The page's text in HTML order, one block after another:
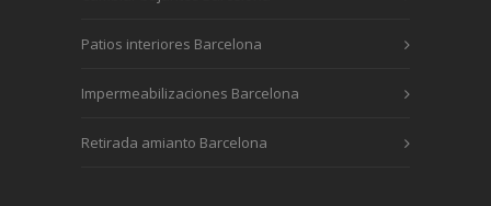
Patios interiores Barcelona
Impermeabilizaciones Barcelona
Retirada amianto Barcelona